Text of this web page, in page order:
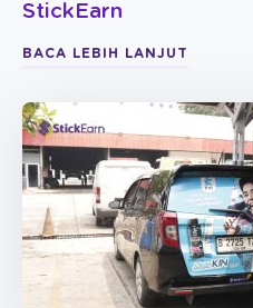
StickEarn
BACA LEBIH LANJUT